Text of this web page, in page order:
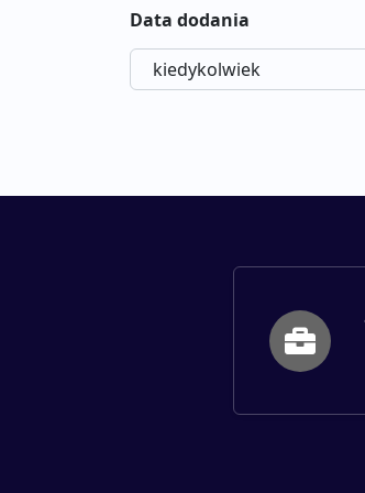
Data dodania